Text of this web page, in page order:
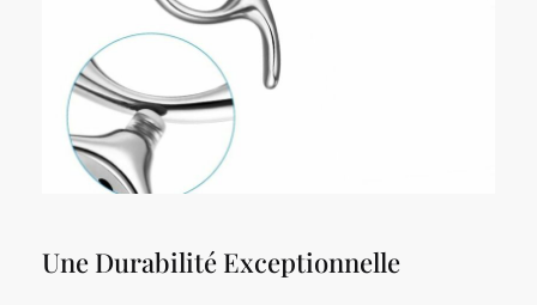
Une Durabilité Exceptionnelle